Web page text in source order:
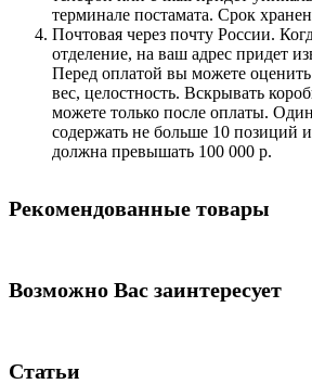
терминале постамата. Срок
Почтовая через почту России.
отделение, на ваш адрес придет
Перед оплатой вы можете оценить
вес, целостность. Вскрывать
можете только после оплаты.
содержать не больше 10 позиций
должна превышать 100 000 р.
Рекомендованные товары
Возможно Вас заинтересует
Статьи